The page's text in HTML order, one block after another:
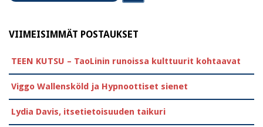
VIIMEISIMMÄT POSTAUKSET
TEEN KUTSU – TaoLinin runoissa kulttuurit kohtaavat
Viggo Wallensköld ja Hypnoottiset sienet
Lydia Davis, itsetietoisuuden taikuri